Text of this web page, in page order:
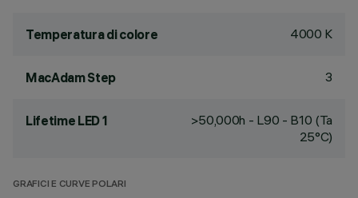
Temperatura di colore 4000 K
MacAdam Step 3
Lifetime LED 1
>50,000h - L90 - B10 (Ta
25°C)
GRAFICI E CURVE POLARI